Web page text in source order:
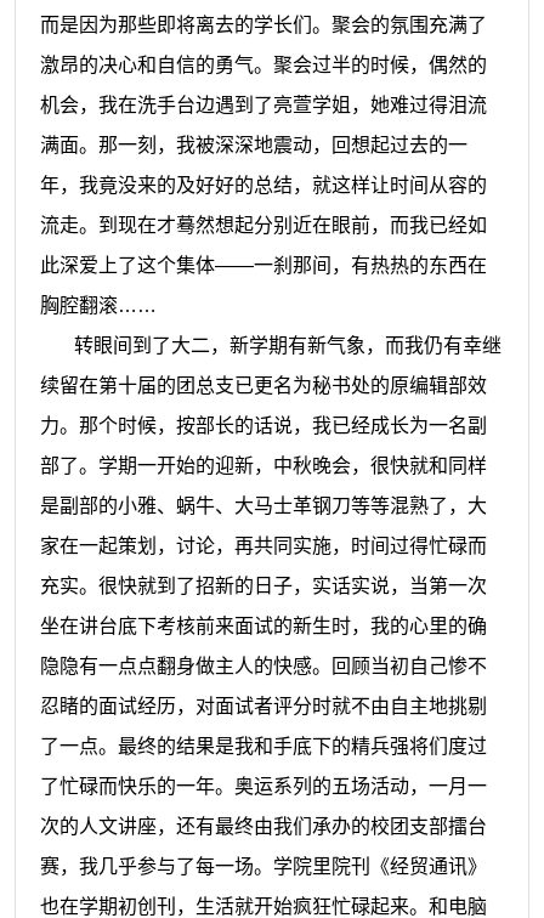
而是因为那些即将离去的学长们。聚会的氛围充满了
激昂的决心和自信的勇气。聚会过半的时候，偶然的
机会，我在洗手台边遇到了亮萱学姐，她难过得泪流
满面。那一刻，我被深深地震动，回想起过去的一
年，我竟没来的及好好的总结，就这样让时间从容的
流走。到现在才蓦然想起分别近在眼前，而我已经如
此深爱上了这个集体——一刹那间，有热热的东西在
胸腔翻滚……
转眼间到了大二，新学期有新气象，而我仍有幸继
续留在第十届的团总支已更名为秘书处的原编辑部效
力。那个时候，按部长的话说，我已经成长为一名副
部了。学期一开始的迎新，中秋晚会，很快就和同样
是副部的小雅、蜗牛、大马士革钢刀等等混熟了，大
家在一起策划，讨论，再共同实施，时间过得忙碌而
充实。很快就到了招新的日子，实话实说，当第一次
坐在讲台底下考核前来面试的新生时，我的心里的确
隐隐有一点点翻身做主人的快感。回顾当初自己惨不
忍睹的面试经历，对面试者评分时就不由自主地挑剔
了一点。最终的结果是我和手底下的精兵强将们度过
了忙碌而快乐的一年。奥运系列的五场活动，一月一
次的人文讲座，还有最终由我们承办的校团支部擂台
赛，我几乎参与了每一场。学院里院刊《经贸通讯》
也在学期初创刊，生活就开始疯狂忙碌起来。和电脑